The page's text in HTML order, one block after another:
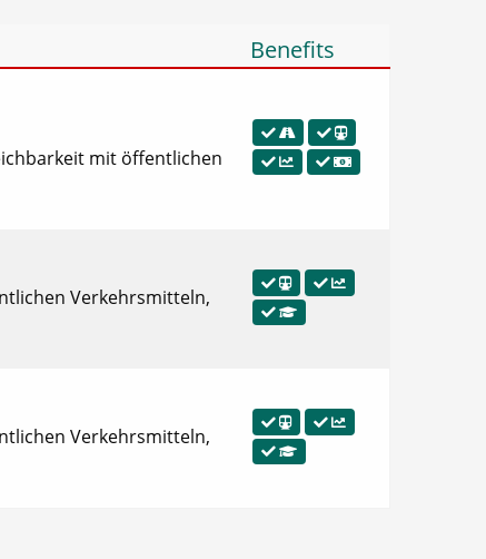
Benefits
mit öffentlichen
Verkehrsmitteln,
Verkehrsmitteln,